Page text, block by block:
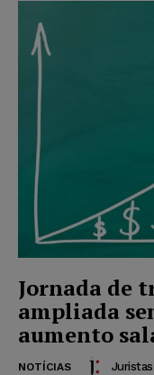
Jornada de
ampliada
aumento
NOTÍCIAS Juristas